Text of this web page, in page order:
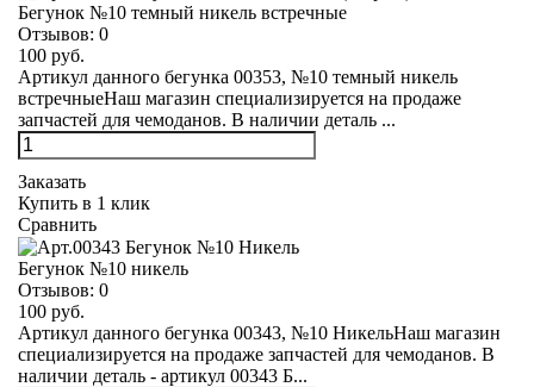
Бегунок №10 темный никель встречные
Отзывов: 0
100 руб.
Артикул данного бегунка 00353, №10 темный никель
встречныеНаш магазин специализируется на продаже
запчастей для чемоданов. В наличии деталь ...
Заказать
Купить в 1 клик
Сравнить
Бегунок №10 никель
Отзывов: 0
100 руб.
Артикул данного бегунка 00343, №10 НикельНаш магазин
специализируется на продаже запчастей для чемоданов. В
наличии деталь - артикул 00343 Б...